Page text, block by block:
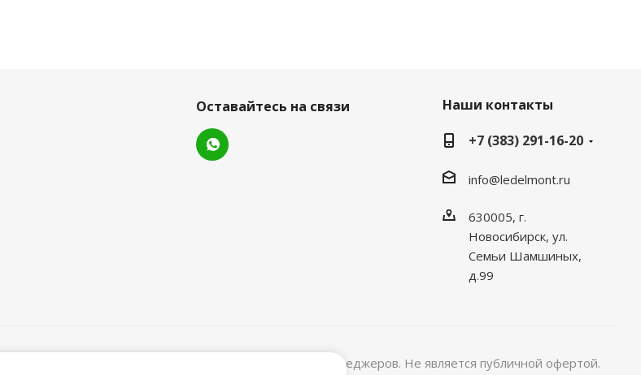
Оставайтесь на связи
Наши контакты
+7 (383) 291-16-20
info@ledelmont.ru
630005, г.
Новосибирск, ул.
Семьи Шамшиных,
д.99
Товары, их наличие и цены уточняйте у менеджеров. Не является публичной офертой.